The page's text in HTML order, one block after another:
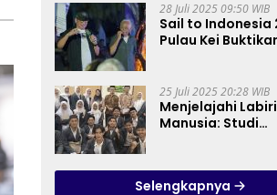
28 Juli 2025 09:50 WIB
Sail to Indonesia
Pulau Kei
25 Juli 2025 20:28 WIB
Menjelajahi
Manusia: Studi
Pandanaran di
Grhasia
Selengkapnya